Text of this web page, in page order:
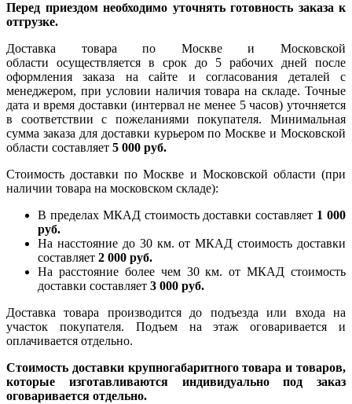
Перед приездом необходимо уточнять готовность заказа к
отгрузке.
Доставка товара по Москве и Московской
области осуществляется в срок до 5 рабочих дней после
оформления заказа на сайте и согласования деталей с
менеджером, при условии наличия товара на складе. Точные
дата и время доставки (интервал не менее 5 часов) уточняется
в соответствии с пожеланиями покупателя. Минимальная
сумма заказа для доставки курьером по Москве и Московской
области составляет 5 000 руб.
Стоимость доставки по Москве и Московской области (при
наличии товара на московском складе):
В пределах МКАД стоимость доставки составляет 1 000
руб.
На насcтояние до 30 км. от МКАД стоимость доставки
составляет 2 000 руб.
На расстояние более чем 30 км. от МКАД стоимость
доставки составляет 3 000 руб.
Доставка товара производится до подъезда или входа на
участок покупателя. Подъем на этаж оговаривается и
оплачивается отдельно.
Стоимость доставки крупногабаритного товара и товаров,
которые изготавливаются индивидуально под заказ
оговаривается отдельно.